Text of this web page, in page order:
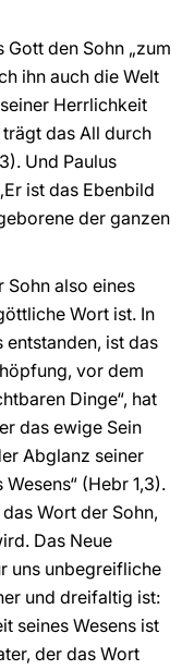
den Sohn „zum
ihn auch die Welt
Herrlichkeit
das All durch
Und Paulus
ist das Ebenbild
der ganzen
Sohn also eines
Wort ist. In
entstanden, ist das
vor dem
Dinge“, hat
das ewige Sein
Abglanz seiner
(Hebr 1,3).
Wort der Sohn,
Das Neue
uns unbegreifliche
und dreifaltig ist:
seines Wesens ist
der das Wort